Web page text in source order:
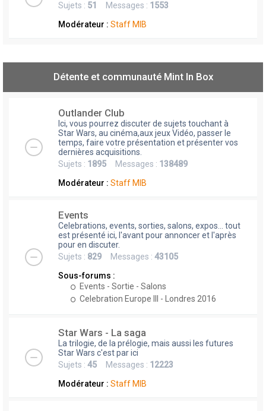
Sujets : 51 Messages : 1553
Modérateur : Staff MIB
Détente et communauté Mint In Box
Outlander Club
Ici, vous pourrez discuter de sujets touchant à
Star Wars, au cinéma,aux jeux Vidéo, passer le
temps, faire votre présentation et présenter vos
dernières acquisitions.
Sujets : 1895 Messages : 138489
Modérateur : Staff MIB
Events
Celebrations, events, sorties, salons, expos... tout
est présenté ici, l'avant pour annoncer et l'après
pour en discuter.
Sujets : 829 Messages : 43105
Sous-forums :
Events - Sortie - Salons
Celebration Europe III - Londres 2016
Star Wars - La saga
La trilogie, de la prélogie, mais aussi les futures
Star Wars c'est par ici
Sujets : 45 Messages : 12223
Modérateur : Staff MIB